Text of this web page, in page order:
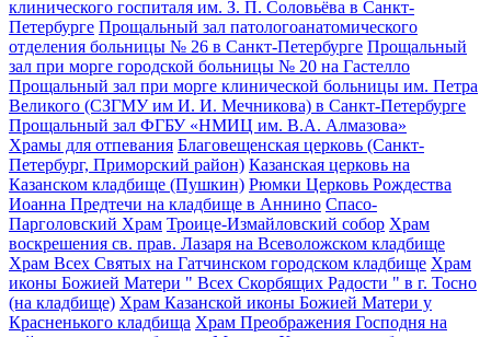
клинического госпиталя им. З. П. Соловьёва в Санкт-
Петербурге Прощальный зал патологоанатомического
отделения больницы № 26 в Санкт-Петербурге Прощальный
зал при морге городской больницы № 20 на Гастелло
Прощальный зал при морге клинической больницы им. Петра
Великого (СЗГМУ им И. И. Мечникова) в Санкт-Петербурге
Прощальный зал ФГБУ «НМИЦ им. В.А. Алмазова»
Храмы для отпевания Благовещенская церковь (Санкт-
Петербург, Приморский район) Казанская церковь на
Казанском кладбище (Пушкин) Рюмки Церковь Рождества
Иоанна Предтечи на кладбище в Аннино Спасо-
Парголовский Храм Троице-Измайловский собор Храм
воскрешения св. прав. Лазаря на Всеволожском кладбище
Храм Всех Святых на Гатчинском городском кладбище Храм
иконы Божией Матери " Всех Скорбящих Радости " в г. Тосно
(на кладбище) Храм Казанской иконы Божией Матери у
Красненького кладбища Храм Преображения Господня на